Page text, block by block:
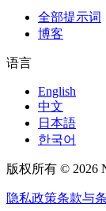
全部提示词
博客
语言
English
中文
日本語
한국어
版权所有 © 2026
隐私政策条款与